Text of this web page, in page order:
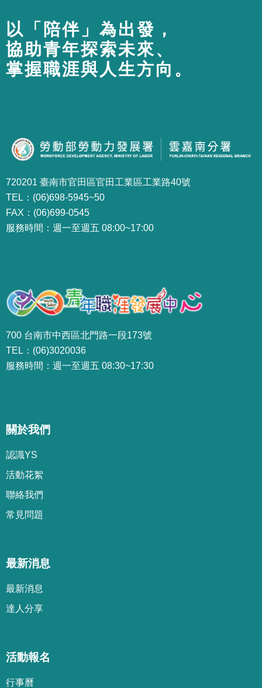
以「陪伴」為出發，
協助青年探索未來、
掌握職涯與人生方向。
720201 臺南市官田區官田工業區工業路40號
TEL：(06)698-5945~50
FAX：(06)699-0545
服務時間：週一至週五 08:00~17:00
700 台南市中西區北門路一段173號
TEL：(06)3020036
服務時間：週一至週五 08:30~17:30
關於我們
認識YS
活動花絮
聯絡我們
常見問題
最新消息
最新消息
達人分享
活動報名
行事曆